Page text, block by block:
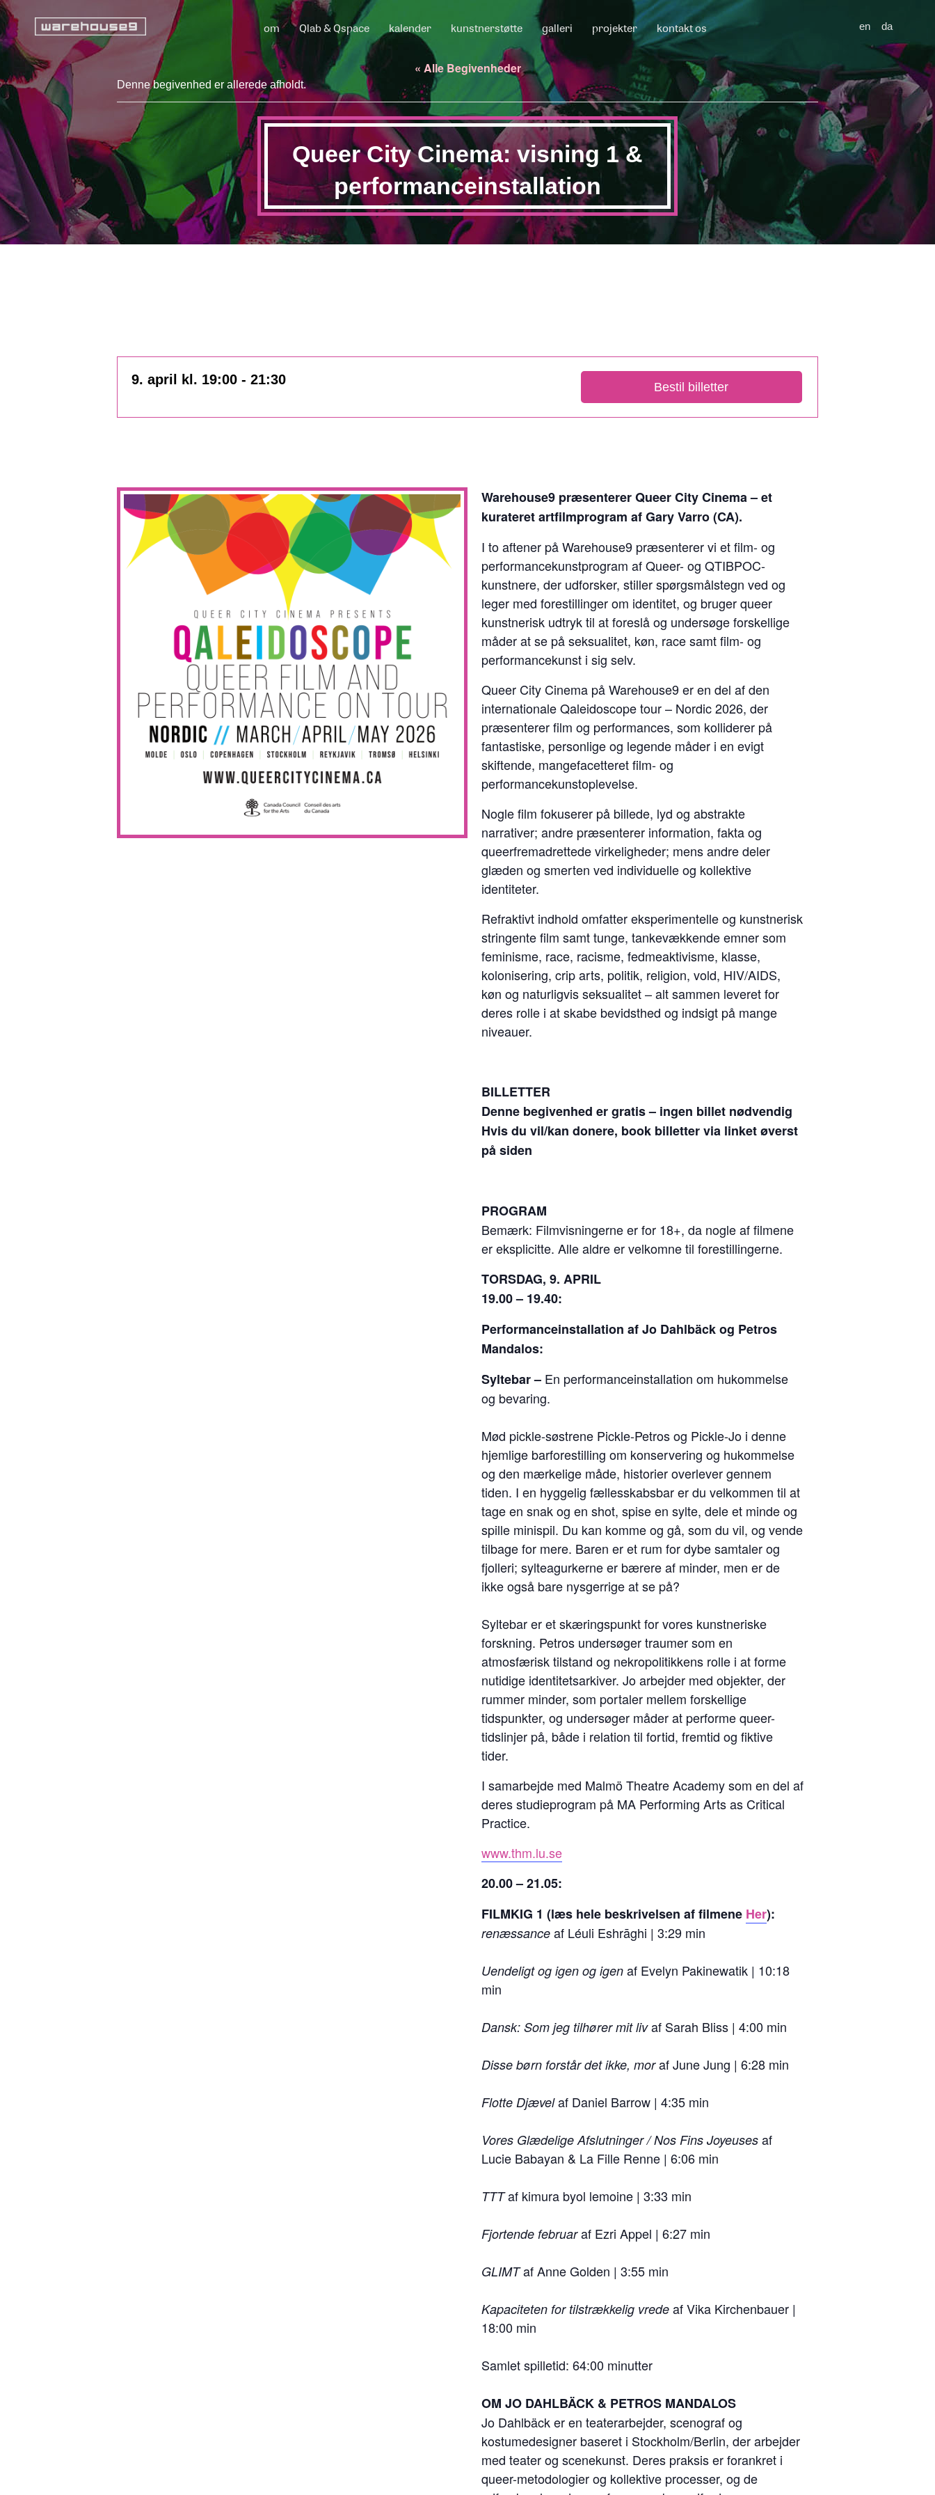
om Qlab & Qspace kalender kunstnerstøtte galleri projekter kontakt os en da
« Alle Begivenheder
Denne begivenhed er allerede afholdt.
Queer City Cinema: visning 1 &
performanceinstallation
9. april kl. 19:00 - 21:30 Bestil billetter
Warehouse9 præsenterer Queer City Cinema – et
kurateret artfilmprogram af Gary Varro (CA).
I to aftener på Warehouse9 præsenterer vi et film- og
performancekunstprogram af Queer- og QTIBPOC-
kunstnere, der udforsker, stiller spørgsmålstegn ved og
leger med forestillinger om identitet, og bruger queer
kunstnerisk udtryk til at foreslå og undersøge forskellige
måder at se på seksualitet, køn, race samt film- og
performancekunst i sig selv.
Queer City Cinema på Warehouse9 er en del af den
internationale Qaleidoscope tour – Nordic 2026, der
præsenterer film og performances, som kolliderer på
fantastiske, personlige og legende måder i en evigt
skiftende, mangefacetteret film- og
performancekunstoplevelse.
Nogle film fokuserer på billede, lyd og abstrakte
narrativer; andre præsenterer information, fakta og
queerfremadrettede virkeligheder; mens andre deler
glæden og smerten ved individuelle og kollektive
identiteter.
Refraktivt indhold omfatter eksperimentelle og kunstnerisk
stringente film samt tunge, tankevækkende emner som
feminisme, race, racisme, fedmeaktivisme, klasse,
kolonisering, crip arts, politik, religion, vold, HIV/AIDS,
køn og naturligvis seksualitet – alt sammen leveret for
deres rolle i at skabe bevidsthed og indsigt på mange
niveauer.
BILLETTER
Denne begivenhed er gratis – ingen billet nødvendig
Hvis du vil/kan donere, book billetter via linket øverst
på siden
PROGRAM
Bemærk: Filmvisningerne er for 18+, da nogle af filmene
er eksplicitte. Alle aldre er velkomne til forestillingerne.
TORSDAG, 9. APRIL
19.00 – 19.40:
Performanceinstallation af Jo Dahlbäck og Petros
Mandalos:
Syltebar – En performanceinstallation om hukommelse
og bevaring.
Mød pickle-søstrene Pickle-Petros og Pickle-Jo i denne
hjemlige barforestilling om konservering og hukommelse
og den mærkelige måde, historier overlever gennem
tiden. I en hyggelig fællesskabsbar er du velkommen til at
tage en snak og en shot, spise en sylte, dele et minde og
spille minispil. Du kan komme og gå, som du vil, og vende
tilbage for mere. Baren er et rum for dybe samtaler og
fjolleri; sylteagurkerne er bærere af minder, men er de
ikke også bare nysgerrige at se på?
Syltebar er et skæringspunkt for vores kunstneriske
forskning. Petros undersøger traumer som en
atmosfærisk tilstand og nekropolitikkens rolle i at forme
nutidige identitetsarkiver. Jo arbejder med objekter, der
rummer minder, som portaler mellem forskellige
tidspunkter, og undersøger måder at performe queer-
tidslinjer på, både i relation til fortid, fremtid og fiktive
tider.
I samarbejde med Malmö Theatre Academy som en del af
deres studieprogram på MA Performing Arts as Critical
Practice.
www.thm.lu.se
20.00 – 21.05:
FILMKIG 1 (læs hele beskrivelsen af filmene Her):
renæssanceaf Léuli Eshrāghi | 3:29 min
Uendeligt og igen og igenaf Evelyn Pakinewatik | 10:18
min
Dansk: Som jeg tilhører mit livaf Sarah Bliss | 4:00 min
Disse børn forstår det ikke, moraf June Jung | 6:28 min
Flotte Djævelaf Daniel Barrow | 4:35 min
Vores Glædelige Afslutninger / Nos Fins Joyeusesaf
Lucie Babayan & La Fille Renne | 6:06 min
TTTaf kimura byol lemoine | 3:33 min
Fjortende februaraf Ezri Appel | 6:27 min
GLIMTaf Anne Golden | 3:55 min
Kapaciteten for tilstrækkelig vredeaf Vika Kirchenbauer |
18:00 min
Samlet spilletid: 64:00 minutter
OM JO DAHLBÄCK & PETROS MANDALOS
Jo Dahlbäck er en teaterarbejder, scenograf og
kostumedesigner baseret i Stockholm/Berlin, der arbejder
med teater og scenekunst. Deres praksis er forankret i
queer-metodologier og kollektive processer, og de